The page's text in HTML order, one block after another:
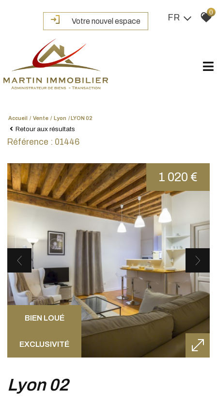
Votre nouvel espace FR
0
Accueil Vente Lyon LYON 02
Retour aux résultats
Référence : 01446
BIEN LOUÉ
EXCLUSIVITÉ
1 020 €
lyon 02